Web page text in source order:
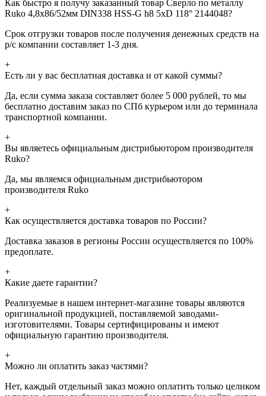
Как быстро я получу заказанный товар Сверло по металлу
Ruko 4,8x86/52мм DIN338 HSS-G h8 5xD 118° 2144048?
Срок отгрузки товаров после получения денежных средств на
р/с компании составляет 1-3 дня.
+
Есть ли у вас бесплатная доставка и от какой суммы?
Да, если сумма заказа составляет более 5 000 рублей, то мы
бесплатно доставим заказ по СПб курьером или до терминала
транспортной компании.
+
Вы являетесь официальным дистрибьютором производителя
Ruko?
Да, мы являемся официальным дистрибьютором
производителя Ruko
+
Как осуществляется доставка товаров по России?
Доставка заказов в регионы России осуществляется по 100%
предоплате.
+
Какие даете гарантии?
Реализуемые в нашем интернет-магазине товары являются
оригинальной продукцией, поставляемой заводами-
изготовителями. Товары сертифицированы и имеют
официальную гарантию производителя.
+
Можно ли оплатить заказ частями?
Нет, каждый отдельный заказ можно оплатить только целиком